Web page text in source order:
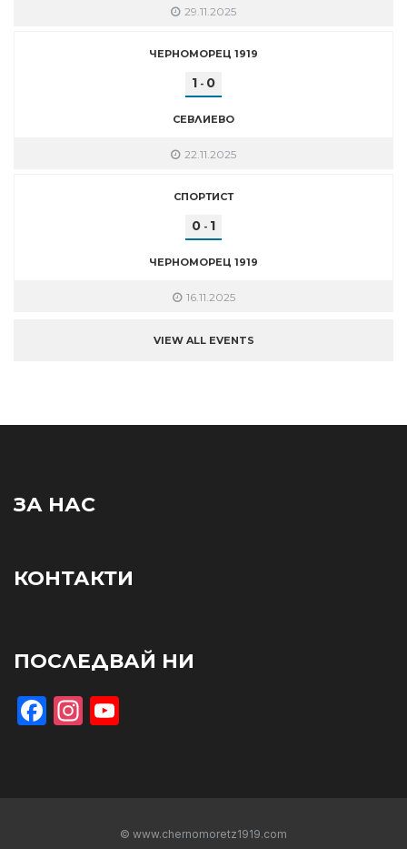
29.11.2025
ЧЕРНОМОРЕЦ 1919
1 - 0
СЕВЛИЕВО
22.11.2025
СПОРТИСТ
0 - 1
ЧЕРНОМОРЕЦ 1919
16.11.2025
VIEW ALL EVENTS
ЗА НАС
КОНТАКТИ
ПОСЛЕДВАЙ НИ
Facebook
Instagram
© www.chernomoretz1919.com